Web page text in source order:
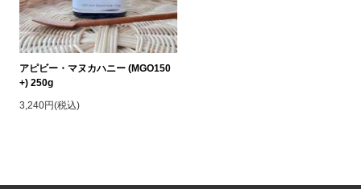
アピビー・マヌカハニー (MGO150
+) 250g
3,240円(税込)